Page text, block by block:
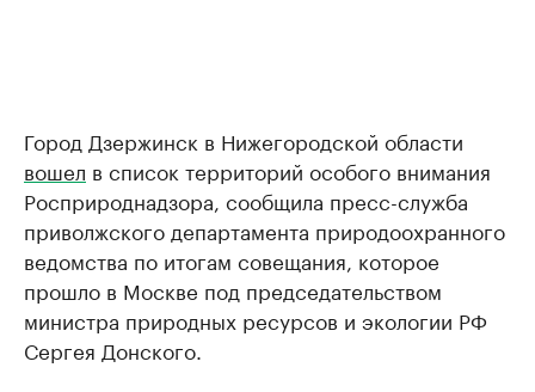
Город Дзержинск в Нижегородской области
вошел в список территорий особого внимания
Росприроднадзора, сообщила пресс-служба
приволжского департамента природоохранного
ведомства по итогам совещания, которое
прошло в Москве под председательством
министра природных ресурсов и экологии РФ
Сергея Донского.